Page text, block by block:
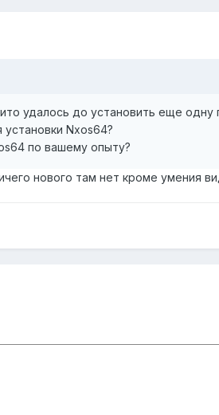
удалось до установить еще одну
Nxos64?
по вашему опыту?
нового там нет кроме умения